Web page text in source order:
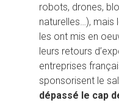
robots, drones,
naturelles…), mais
les ont mis en
leurs retours
entreprises
sponsorisent le
dépassé le cap